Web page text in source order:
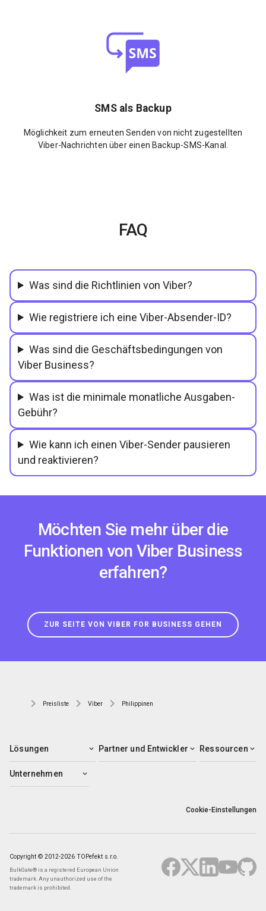
SMS als Backup
Möglichkeit zum erneuten Senden von nicht zugestellten
Viber-Nachrichten über einen Backup-SMS-Kanal.
FAQ
Was sind die Richtlinien von Viber?
Wie registriere ich eine Viber-Absender-ID?
Was sind die Geschäftsbedingungen von
Viber Business?
Was ist die minimale monatliche Ausgaben-
Gebühr?
Wie kann ich einen Viber-Sender pausieren
und reaktivieren?
Möchten Sie mehr über die
Funktionen von Viber Business
erfahren?
ZUR SEITE VON VIBER FOR BUSINESS GEHEN
Preisliste Viber Philippinen
Lösungen Partner und Entwickler Ressourcen
Unternehmen
Cookie-Einstellungen
Copyright © 2012-2026 TOPefekt s.r.o.
BulkGate® is a registered European Union
trademark. Any unauthorized use of the
trademark is prohibited.